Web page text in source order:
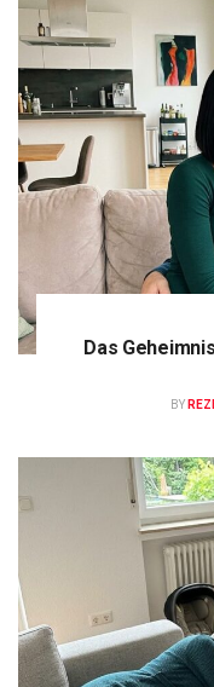
Das
BY